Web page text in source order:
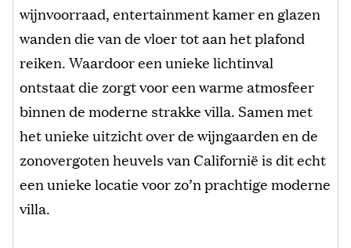
wijnvoorraad, entertainment kamer en glazen
wanden die van de vloer tot aan het plafond
reiken. Waardoor een unieke lichtinval
ontstaat die zorgt voor een warme atmosfeer
binnen de moderne strakke villa. Samen met
het unieke uitzicht over de wijngaarden en de
zonovergoten heuvels van Californië is dit echt
een unieke locatie voor zo’n prachtige moderne
villa.